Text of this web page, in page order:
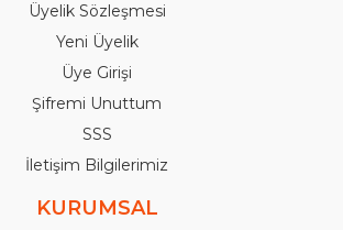
Üyelik Sözleşmesi
Yeni Üyelik
Üye Girişi
Şifremi Unuttum
SSS
İletişim Bilgilerimiz
KURUMSAL